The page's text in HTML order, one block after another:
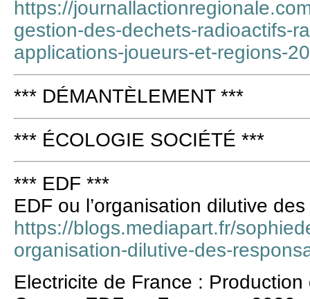
https://
gestion-des-dechets-radioactifs-
applications-joueurs-et-regions-
*** DÉMANTÈLEMENT ***
*** ÉCOLOGIE SOCIÉTÉ ***
*** EDF ***
EDF ou l’organisation dilutive
https://blogs.mediapart.fr/
organisation-dilutive-des-
Electricite de France : Production